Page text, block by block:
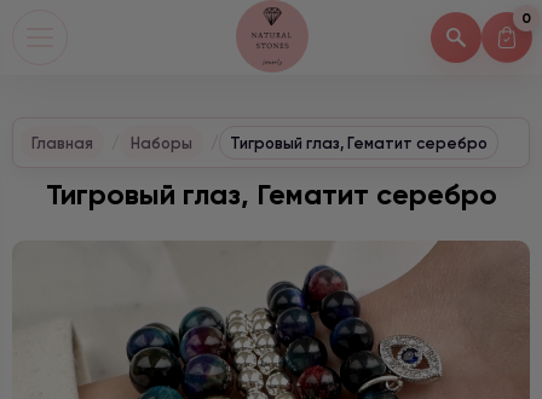
0
Главная Наборы Тигровый глаз, Гематит серебро
Тигровый глаз, Гематит серебро